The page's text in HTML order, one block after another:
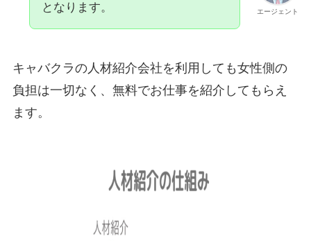
エージェント
となります。
キャバクラの人材紹介会社を利用しても女性側の
負担は一切なく、無料でお仕事を紹介してもらえ
ます。